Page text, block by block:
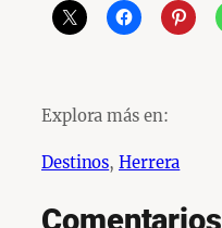
Explora más en:
Destinos, Herrera